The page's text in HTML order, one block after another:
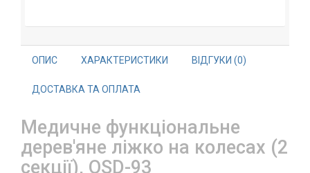
ОПИС ХАРАКТЕРИСТИКИ ВІДГУКИ (0)
ДОСТАВКА ТА ОПЛАТА
Медичне функціональне
дерев'яне ліжко на колесах (2
секції), OSD-93